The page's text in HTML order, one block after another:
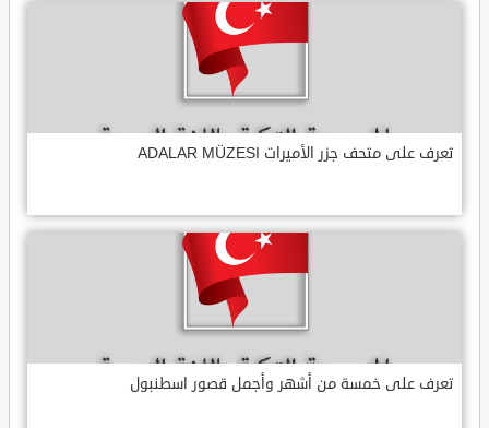
تعرف على متحف جزر الأميرات ADALAR MÜZESI
تعرف على خمسة من أشهر وأجمل قصور اسطنبول